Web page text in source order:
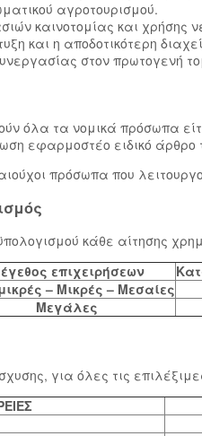
αγροτουρισμού.
καινοτομίας και χρήσης
και η αποδοτικότερη
στον πρωτογενή
όλα τα νομικά πρόσωπα
εφαρμοστέο ειδικό άρθρο
πρόσωπα που
κάθε αίτησης
επιχειρήσεων
– Μικρές – Μεσαίες
Μεγάλες
για όλες τις